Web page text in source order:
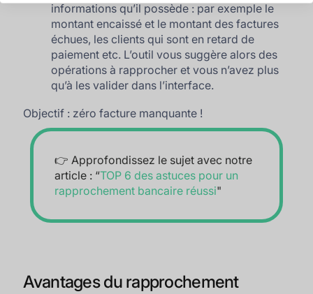
informations qu’il possède : par exemple le
montant encaissé et le montant des factures
échues, les clients qui sont en retard de
paiement etc. L’outil vous suggère alors des
opérations à rapprocher et vous n’avez plus
qu’à les valider dans l’interface.
Objectif : zéro facture manquante !
👉 Approfondissez le sujet avec notre
article : “TOP 6 des astuces pour un
rapprochement bancaire réussi"
Avantages du rapprochement